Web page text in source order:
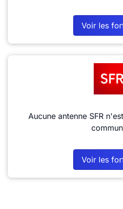
Voir les
Aucune antenne SFR
Voir les